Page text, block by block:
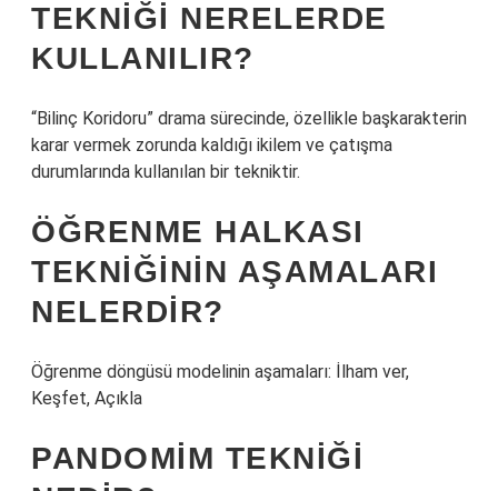
TEKNIĞI NERELERDE
KULLANILIR?
“Bilinç Koridoru” drama sürecinde, özellikle başkarakterin
karar vermek zorunda kaldığı ikilem ve çatışma
durumlarında kullanılan bir tekniktir.
ÖĞRENME HALKASI
TEKNIĞININ AŞAMALARI
NELERDIR?
Öğrenme döngüsü modelinin aşamaları: İlham ver,
Keşfet, Açıkla
PANDOMIM TEKNIĞI